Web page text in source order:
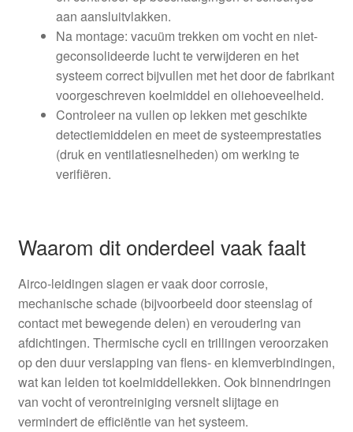
aan aansluitvlakken.
Na montage: vacuüm trekken om vocht en niet-
geconsolideerde lucht te verwijderen en het
systeem correct bijvullen met het door de fabrikant
voorgeschreven koelmiddel en oliehoeveelheid.
Controleer na vullen op lekken met geschikte
detectiemiddelen en meet de systeemprestaties
(druk en ventilatiesnelheden) om werking te
verifiëren.
Waarom dit onderdeel vaak faalt
Airco-leidingen slagen er vaak door corrosie,
mechanische schade (bijvoorbeeld door steenslag of
contact met bewegende delen) en veroudering van
afdichtingen. Thermische cycli en trillingen veroorzaken
op den duur verslapping van flens- en klemverbindingen,
wat kan leiden tot koelmiddellekken. Ook binnendringen
van vocht of verontreiniging versnelt slijtage en
vermindert de efficiëntie van het systeem.